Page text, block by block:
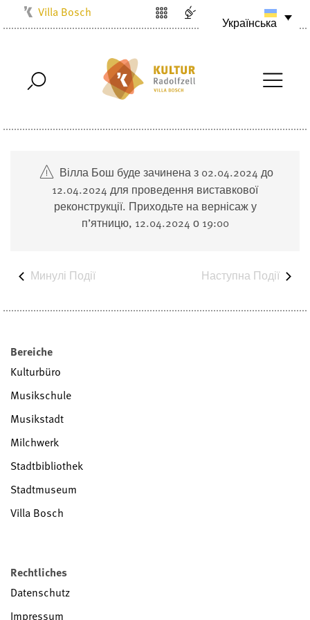
Musikschule
Stadtmuseum
Villa Bosch
Radolfzell1200
Українська
Вілла Бош буде зачинена з 02.04.2024 до
12.04.2024 для проведення виставкової
реконструкції. Приходьте на вернісаж у
п’ятницю, 12.04.2024 о 19:00
Минулі Події Наступна Події
Bereiche
Kulturbüro
Musikschule
Musikstadt
Milchwerk
Stadtbibliothek
Stadtmuseum
Villa Bosch
Rechtliches
Datenschutz
Impressum